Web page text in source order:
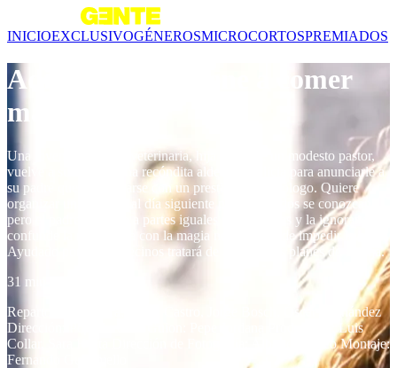
INICIOEXCLUSIVOGÉNEROSMICROCORTOSPREMIADOS
Adivina quién viene a comer
mañana
Una joven y hermosa veterinaria, hija única de un modesto pastor,
vuelve a su casa en una recóndita aldea de Galicia para anunciarle a
su padre que va a casarse con un prestigioso neurólogo. Quiere
organizar una comida al día siguiente para que todos se conozcan,
pero el padre, movido a partes iguales por los celos y la ignorancia,
confunde la neurología con la magia negra y decide impedir la boda.
Ayudado por varios vecinos tratará de arruinar los planes de su hija.
31 min
Reparto: Chete Lera, María Castro, Jorge Bosch, Óscar Hernández
Dirección: Pepe Jordana Guion: Pepe Jordana Producción: Luis
Collar, Sara Horta Dirección de Fotografía: Alberte Branco Montaje:
Fernando Guariniello